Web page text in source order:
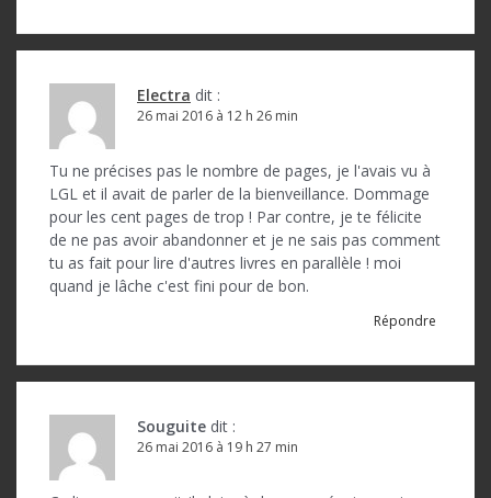
Electra dit :
26 mai 2016 à 12 h 26 min
Tu ne précises pas le nombre de pages, je l'avais vu à
LGL et il avait de parler de la bienveillance. Dommage
pour les cent pages de trop ! Par contre, je te félicite
de ne pas avoir abandonner et je ne sais pas comment
tu as fait pour lire d'autres livres en parallèle ! moi
quand je lâche c'est fini pour de bon.
Répondre
Souguite dit :
26 mai 2016 à 19 h 27 min